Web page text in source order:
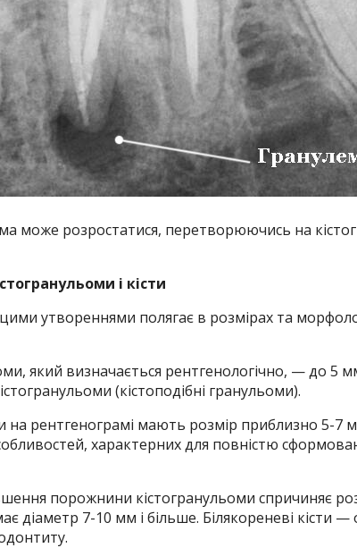
може розростатися, перетворюючись на
і кісти
цими утвореннями полягає в розмірах та
який визначається рентге­нологічно, — до 5
(кістоподібні гранульоми).
на рентгенограмі мають розмір приблизно 5-7
характерних для повністю
порожнини кістогра­нульоми спричиняє
діаметр 7-10 мм і більше. Білякореневі кісти